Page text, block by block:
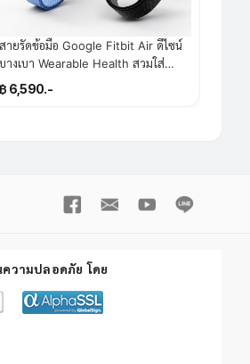
สายรัดข้อมือ Google Fitbit Air ดีไซน์
บางเบา Wearable Health สวมใส่
สบายในทุกมิติ(By SuperTStore)
฿ 6,590.-
ความปลอดภัย โดย